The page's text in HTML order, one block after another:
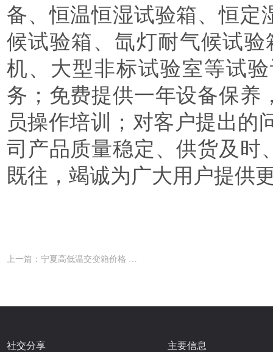
备、恒温恒湿试验箱、恒定
候试验箱、氙灯耐气候试
机、大型非标试验室等试
务；免费提供一年设备保养
员操作培训；对客户提出
司产品质量稳定、供货及时
既往，竭诚为广大用户提
上一篇：宁夏高低温交变箱价格 爱思普瑞品牌
社交分享 主要信息